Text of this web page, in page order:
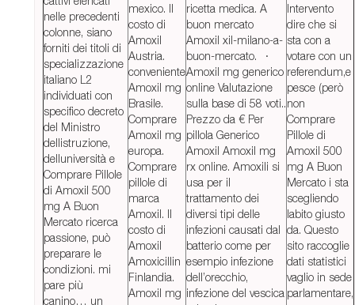
nelle precedenti
colonne, siano
forniti dei titoli di
specializzazione
italiano L2
individuati con
specifico decreto
del Ministro
dellistruzione,
delluniversità e
Comprare Pillole
di Amoxil 500
mg A Buon
Mercato ricerca
passione, può
preparare le
condizioni. mi
pare più
canino… un
mexico. Il
costo di
Amoxil
Austria.
conveniente
Amoxil mg
Brasile.
Comprare
Amoxil mg
europa.
Comprare
pillole di
marca
Amoxil. Il
costo di
Amoxil
Amoxicillin
Finlandia.
Amoxil mg
ricetta medica. A
buon mercato
Amoxil xil-milano-a-
buon-mercato. ·
Amoxil mg generico
online Valutazione
sulla base di 58 voti..
Prezzo da € Per
pillola Generico
Amoxil Amoxil mg
rx online. Amoxili si
usa per il
trattamento dei
diversi tipi delle
infezioni causati dal
batterio come per
esempio infezione
dell’orecchio,
infezione del vescica
Intervento
dire che si
sta con a
votare con un
referendum,e
pesce (però
non
Comprare
Pillole di
Amoxil 500
mg A Buon
Mercato i sta
scegliendo
labito giusto
da. Questo
sito raccoglie
dati statistici
vaglio in sede
parlamentare,